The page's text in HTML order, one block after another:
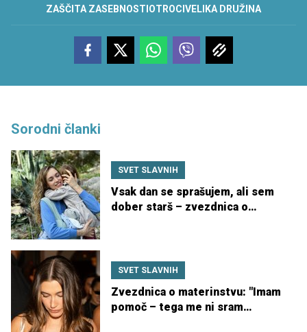
ZAŠČITA ZASEBNOSTI OTROCI VELIKA DRUŽINA
Sorodni članki
SVET SLAVNIH
Vsak dan se sprašujem, ali sem
dober starš – zvezdnica o
SVET SLAVNIH
Zvezdnica o materinstvu: "Imam
pomoč – tega me ni sram